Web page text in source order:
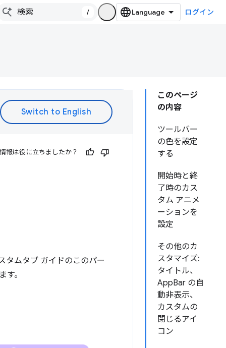
/ ログイン
このページ
の内容
ツールバー
の色を設定
する
開始時と終
了時のカス
タム アニメ
ーションを
設定
その他のカ
スタマイズ:
タイトル、
AppBar の自
動非表示、
カスタムの
閉じるアイ
コン
報は役に立ちましたか？
タムタブ ガイドのこのパー
。